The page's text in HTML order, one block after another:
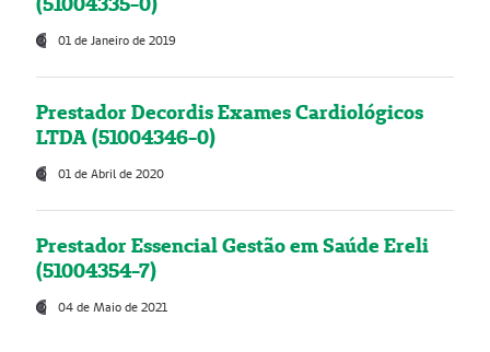
01 de Janeiro de 2019
Prestador Decordis Exames Cardiológicos
LTDA (51004346-0)
01 de Abril de 2020
Prestador Essencial Gestão em Saúde Ereli
(51004354-7)
04 de Maio de 2021